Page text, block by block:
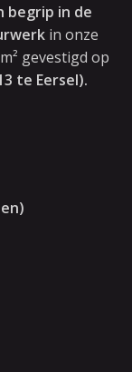
begrip in de
in onze
gevestigd op
te Eersel).